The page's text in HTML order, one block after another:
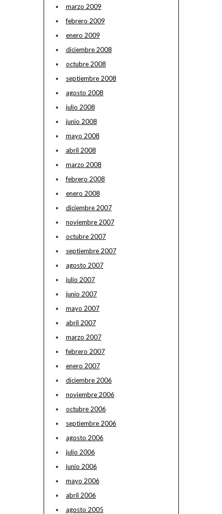
marzo 2009
febrero 2009
enero 2009
diciembre 2008
octubre 2008
septiembre 2008
agosto 2008
julio 2008
junio 2008
mayo 2008
abril 2008
marzo 2008
febrero 2008
enero 2008
diciembre 2007
noviembre 2007
octubre 2007
septiembre 2007
agosto 2007
julio 2007
junio 2007
mayo 2007
abril 2007
marzo 2007
febrero 2007
enero 2007
diciembre 2006
noviembre 2006
octubre 2006
septiembre 2006
agosto 2006
julio 2006
junio 2006
mayo 2006
abril 2006
agosto 2005